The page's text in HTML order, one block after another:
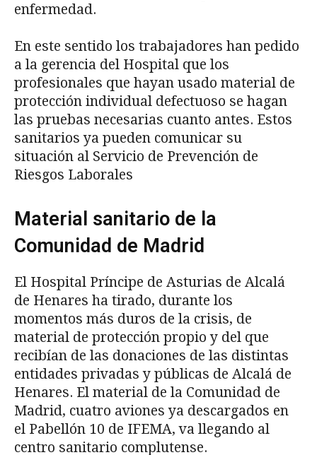
enfermedad.
En este sentido los trabajadores han pedido
a la gerencia del Hospital que los
profesionales que hayan usado material de
protección individual defectuoso se hagan
las pruebas necesarias cuanto antes. Estos
sanitarios ya pueden comunicar su
situación al Servicio de Prevención de
Riesgos Laborales
Material sanitario de la
Comunidad de Madrid
El Hospital Príncipe de Asturias de Alcalá
de Henares ha tirado, durante los
momentos más duros de la crisis, de
material de protección propio y del que
recibían de las donaciones de las distintas
entidades privadas y públicas de Alcalá de
Henares. El material de la Comunidad de
Madrid, cuatro aviones ya descargados en
el Pabellón 10 de IFEMA, va llegando al
centro sanitario complutense.